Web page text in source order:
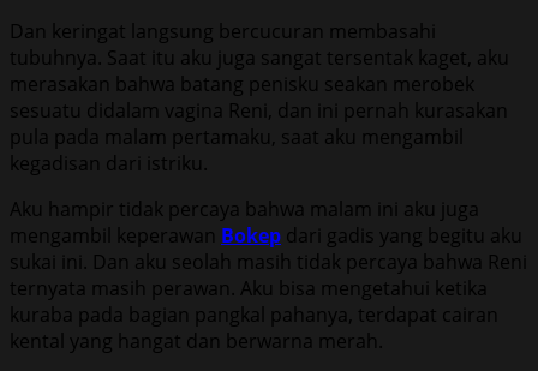
Dan keringat langsung bercucuran membasahi
tubuhnya. Saat itu aku juga sangat tersentak kaget, aku
merasakan bahwa batang penisku seakan merobek
sesuatu didalam vagina Reni, dan ini pernah kurasakan
pula pada malam pertamaku, saat aku mengambil
kegadisan dari istriku.
Aku hampir tidak percaya bahwa malam ini aku juga
mengambil keperawan Bokep dari gadis yang begitu aku
sukai ini. Dan aku seolah masih tidak percaya bahwa Reni
ternyata masih perawan. Aku bisa mengetahui ketika
kuraba pada bagian pangkal pahanya, terdapat cairan
kental yang hangat dan berwarna merah.